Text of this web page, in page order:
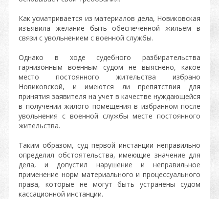
Как усматривается из материалов дела, Новиковская
изъявила желание быть обеспеченной жильем в
связи с увольнением с военной службы.
Однако в ходе судебного разбирательства
гарнизонным военным судом не выяснено, какое
место постоянного жительства избрано
Новиковской, и имеются ли препятствия для
принятия заявителя на учет в качестве нуждающейся
в получении жилого помещения в избранном после
увольнения с военной службы месте постоянного
жительства.
Таким образом, суд первой инстанции неправильно
определил обстоятельства, имеющие значение для
дела, и допустил нарушение и неправильное
применение норм материального и процессуального
права, которые не могут быть устранены судом
кассационной инстанции.